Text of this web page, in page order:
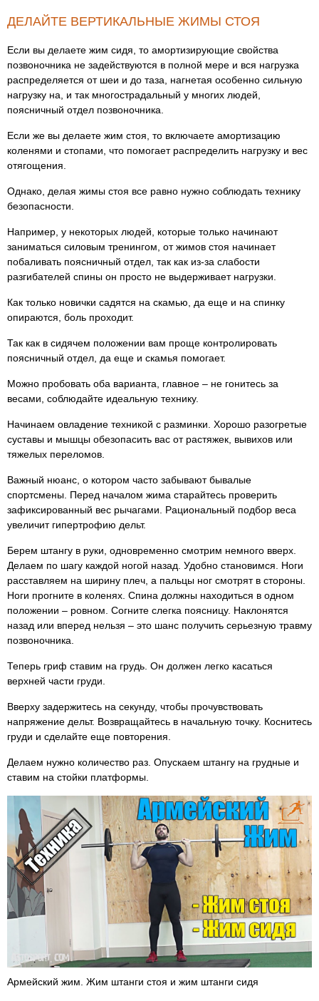
ДЕЛАЙТЕ ВЕРТИКАЛЬНЫЕ ЖИМЫ СТОЯ
Если вы делаете жим сидя, то амортизирующие свойства
позвоночника не задействуются в полной мере и вся нагрузка
распределяется от шеи и до таза, нагнетая особенно сильную
нагрузку на, и так многострадальный у многих людей,
поясничный отдел позвоночника.
Если же вы делаете жим стоя, то включаете амортизацию
коленями и стопами, что помогает распределить нагрузку и вес
отягощения.
Однако, делая жимы стоя все равно нужно соблюдать технику
безопасности.
Например, у некоторых людей, которые только начинают
заниматься силовым тренингом, от жимов стоя начинает
побаливать поясничный отдел, так как из-за слабости
разгибателей спины он просто не выдерживает нагрузки.
Как только новички садятся на скамью, да еще и на спинку
опираются, боль проходит.
Так как в сидячем положении вам проще контролировать
поясничный отдел, да еще и скамья помогает.
Можно пробовать оба варианта, главное – не гонитесь за
весами, соблюдайте идеальную технику.
Начинаем овладение техникой с разминки. Хорошо разогретые
суставы и мышцы обезопасить вас от растяжек, вывихов или
тяжелых переломов.
Важный нюанс, о котором часто забывают бывалые
спортсмены. Перед началом жима старайтесь проверить
зафиксированный вес рычагами. Рациональный подбор веса
увеличит гипертрофию дельт.
Берем штангу в руки, одновременно смотрим немного вверх.
Делаем по шагу каждой ногой назад. Удобно становимся. Ноги
расставляем на ширину плеч, а пальцы ног смотрят в стороны.
Ноги прогните в коленях. Спина должны находиться в одном
положении – ровном. Согните слегка поясницу. Наклонятся
назад или вперед нельзя – это шанс получить серьезную травму
позвоночника.
Теперь гриф ставим на грудь. Он должен легко касаться
верхней части груди.
Вверху задержитесь на секунду, чтобы прочувствовать
напряжение дельт. Возвращайтесь в начальную точку. Коснитесь
груди и сделайте еще повторения.
Делаем нужно количество раз. Опускаем штангу на грудные и
ставим на стойки платформы.
Армейский жим. Жим штанги стоя и жим штанги сидя